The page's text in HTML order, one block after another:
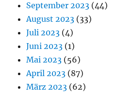
September 2023 (44)
August 2023 (33)
Juli 2023 (4)
Juni 2023 (1)
Mai 2023 (56)
April 2023 (87)
März 2023 (62)